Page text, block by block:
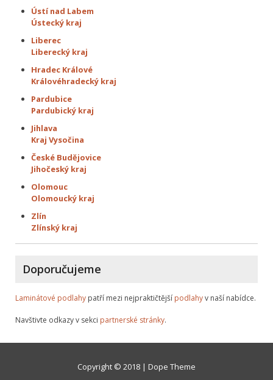
Ústí nad Labem
Ústecký kraj
Liberec
Liberecký kraj
Hradec Králové
Královéhradecký kraj
Pardubice
Pardubický kraj
Jihlava
Kraj Vysočina
České Budějovice
Jihočeský kraj
Olomouc
Olomoucký kraj
Zlín
Zlínský kraj
Doporučujeme
Laminátové podlahy patří mezi nejpraktičtější podlahyv naší nabídce.
Navštivte odkazy v sekci partnerské stránky.
Copyright © 2018 | Dope Theme